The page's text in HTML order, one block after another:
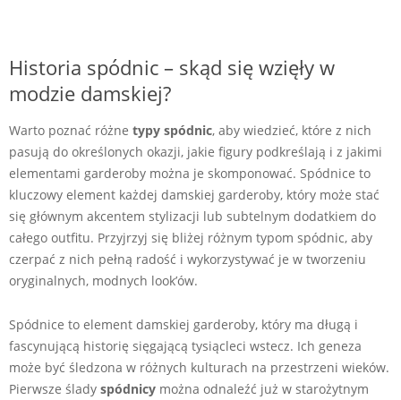
Historia spódnic – skąd się wzięły w
modzie damskiej?
Warto poznać różne typy spódnic, aby wiedzieć, które z nich
pasują do określonych okazji, jakie figury podkreślają i z jakimi
elementami garderoby można je skomponować. Spódnice to
kluczowy element każdej damskiej garderoby, który może stać
się głównym akcentem stylizacji lub subtelnym dodatkiem do
całego outfitu. Przyjrzyj się bliżej różnym typom spódnic, aby
czerpać z nich pełną radość i wykorzystywać je w tworzeniu
oryginalnych, modnych look’ów.
Spódnice to element damskiej garderoby, który ma długą i
fascynującą historię sięgającą tysiącleci wstecz. Ich geneza
może być śledzona w różnych kulturach na przestrzeni wieków.
Pierwsze ślady spódnicy można odnaleźć już w starożytnym